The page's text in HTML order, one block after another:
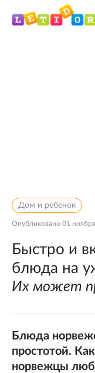
Дом и ребенок
Опубликовано 01
Быстро и
блюда на
Их может
Блюда
простотой.
норвежцы